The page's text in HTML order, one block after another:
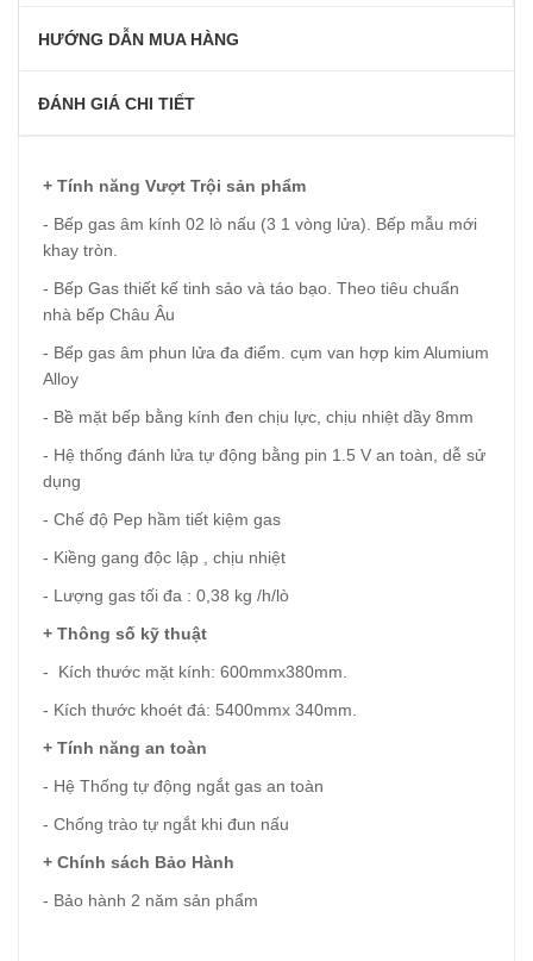
HƯỚNG DẪN MUA HÀNG
ĐÁNH GIÁ CHI TIẾT
+ Tính năng Vượt Trội sản phẩm
- Bếp gas âm kính 02 lò nấu (3 1 vòng lửa). Bếp mẫu mới
khay tròn.
- Bếp Gas thiết kế tinh sảo và táo bạo. Theo tiêu chuẩn
nhà bếp Châu Âu
- Bếp gas âm phun lửa đa điểm. cụm van hợp kim Alumium
Alloy
- Bề mặt bếp bằng kính đen chịu lực, chịu nhiệt dầy 8mm
- Hệ thống đánh lửa tự động bằng pin 1.5 V an toàn, dễ sử
dụng
- Chế độ Pep hầm tiết kiệm gas
- Kiềng gang độc lập , chịu nhiệt
- Lượng gas tối đa : 0,38 kg /h/lò
+ Thông số kỹ thuật
- Kích thước mặt kính: 600mmx380mm.
- Kích thước khoét đá: 5400mmx 340mm.
+ Tính năng an toàn
- Hệ Thống tự động ngắt gas an toàn
- Chống trào tự ngắt khi đun nấu
+ Chính sách Bảo Hành
- Bảo hành 2 năm sản phẩm